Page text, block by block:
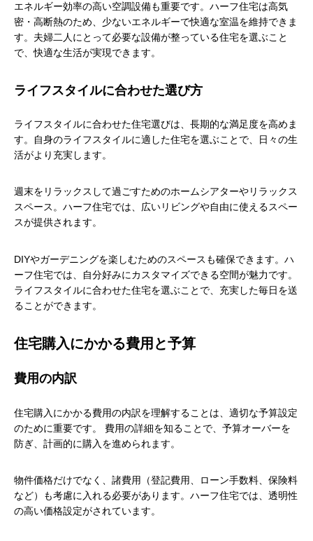
エネルギー効率の高い空調設備も重要です。ハーフ住宅は高気
密・高断熱のため、少ないエネルギーで快適な室温を維持できま
す。夫婦二人にとって必要な設備が整っている住宅を選ぶこと
で、快適な生活が実現できます。
ライフスタイルに合わせた選び方
ライフスタイルに合わせた住宅選びは、長期的な満足度を高めま
す。自身のライフスタイルに適した住宅を選ぶことで、日々の生
活がより充実します。
週末をリラックスして過ごすためのホームシアターやリラックス
スペース。ハーフ住宅では、広いリビングや自由に使えるスペー
スが提供されます。
DIYやガーデニングを楽しむためのスペースも確保できます。ハ
ーフ住宅では、自分好みにカスタマイズできる空間が魅力です。
ライフスタイルに合わせた住宅を選ぶことで、充実した毎日を送
ることができます。
住宅購入にかかる費用と予算
費用の内訳
住宅購入にかかる費用の内訳を理解することは、適切な予算設定
のために重要です。 費用の詳細を知ることで、予算オーバーを
防ぎ、計画的に購入を進められます。
物件価格だけでなく、諸費用（登記費用、ローン手数料、保険料
など）も考慮に入れる必要があります。ハーフ住宅では、透明性
の高い価格設定がされています。